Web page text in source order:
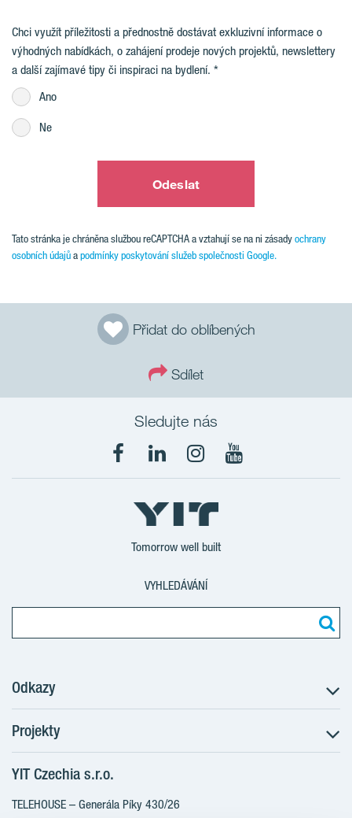
Přidat do oblíbených
Sdílet
Chci využít příležitosti a přednostně dostávat exkluzivní informace o
výhodných nabídkách, o zahájení prodeje nových projektů, newslettery
a další zajímavé tipy či inspiraci na bydlení.
Ano
Ne
Odeslat
Tato stránka je chráněna službou reCAPTCHA a vztahují se na ni zásadyochrany
osobních údajůapodmínky poskytování služeb společnosti Google.
Sledujte nás
Tomorrow well built
VYHLEDÁVÁNÍ
Odkazy
Postup koupě
Klientské změny
Aktuality
Blog
Projekty
RANTA Barrandov III
RANTA Barrandov IV
YIT Czechia s.r.o.
TELEHOUSE – Generála Píky 430/26